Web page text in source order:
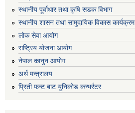
स्थानीय पूर्वाधार तथा कृषि सडक विभाग
स्थानीय शासन तथा सामुदायिक विकास कार्यक्रम
लोक सेवा आयोग
राष्ट्रिय योजना आयोग
नेपाल कानुन आयोग
अर्थ मन्त्रालय
प्रिती फन्ट बाट युनिकोड कन्भर्रटर